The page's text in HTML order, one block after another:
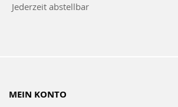
Newsletter:
Jederzeit abstellbar
MEIN KONTO